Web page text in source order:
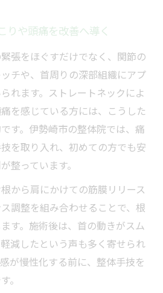
りや頭痛を改善へ導く
張をほぐすだけでなく、関節の
チや、首周りの深部組織にアプ
れます。ストレートネックによ
を感じている方には、こうした
す。伊勢崎市の整体院では、痛
を取り入れ、初めての方でも安
整っています。
から肩にかけての筋膜リリース
調整を組み合わせることで、根
す。施術後は、首の動きがスム
減したという声も多く寄せられ
が慢性化する前に、整体手技を
。